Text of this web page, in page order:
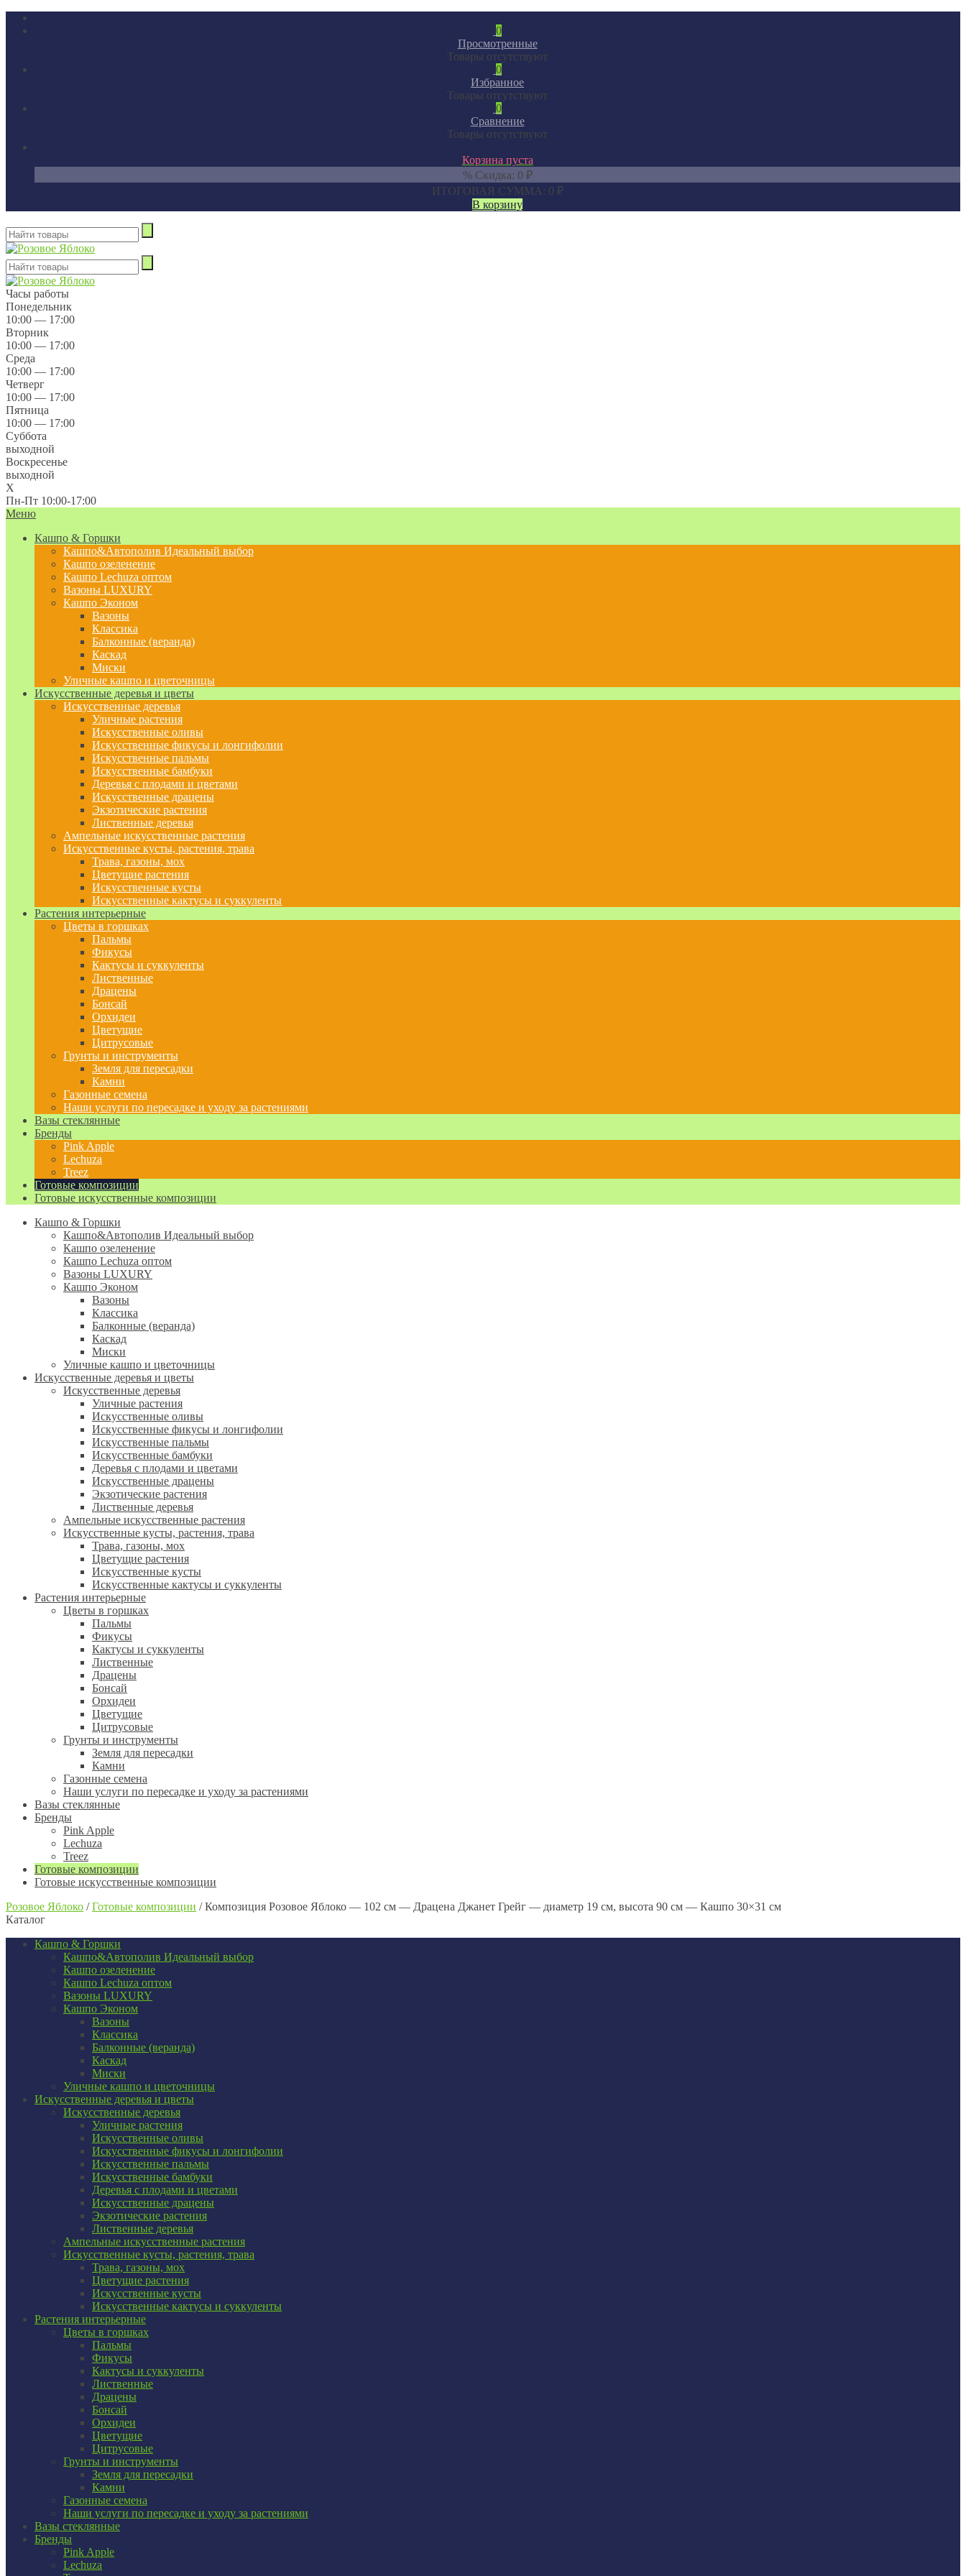
0
Просмотренные
Товары отсутствуют
0
Избранное
Товары отсутствуют
0
Сравнение
Товары отсутствуют
Корзина пуста
% Скидка: 0 ₽
ИТОГОВАЯ СУММА: 0 ₽
В корзину
Часы работы
Понедельник
10:00 — 17:00
Вторник
10:00 — 17:00
Среда
10:00 — 17:00
Четверг
10:00 — 17:00
Пятница
10:00 — 17:00
Суббота
выходной
Воскресенье
выходной
X
Пн-Пт 10:00-17:00
Меню
Кашпо & Горшки
Кашпо&Автополив Идеальный выбор
Кашпо озеленение
Кашпо Lechuza оптом
Вазоны LUXURY
Кашпо Эконом
Вазоны
Классика
Балконные (веранда)
Каскад
Миски
Уличные кашпо и цветочницы
Искусственные деревья и цветы
Искусственные деревья
Уличные растения
Искусственные оливы
Искусственные фикусы и лонгифолии
Искусственные пальмы
Искусственные бамбуки
Деревья с плодами и цветами
Искусственные драцены
Экзотические растения
Лиственные деревья
Ампельные искусственные растения
Искусственные кусты, растения, трава
Трава, газоны, мох
Цветущие растения
Искусственные кусты
Искусственные кактусы и суккуленты
Растения интерьерные
Цветы в горшках
Пальмы
Фикусы
Кактусы и суккуленты
Лиственные
Драцены
Бонсай
Орхидеи
Цветущие
Цитрусовые
Грунты и инструменты
Земля для пересадки
Камни
Газонные семена
Наши услуги по пересадке и уходу за растениями
Вазы стеклянные
Бренды
Pink Apple
Lechuza
Treez
Готовые композиции
Готовые искусственные композиции
Кашпо & Горшки
Кашпо&Автополив Идеальный выбор
Кашпо озеленение
Кашпо Lechuza оптом
Вазоны LUXURY
Кашпо Эконом
Вазоны
Классика
Балконные (веранда)
Каскад
Миски
Уличные кашпо и цветочницы
Искусственные деревья и цветы
Искусственные деревья
Уличные растения
Искусственные оливы
Искусственные фикусы и лонгифолии
Искусственные пальмы
Искусственные бамбуки
Деревья с плодами и цветами
Искусственные драцены
Экзотические растения
Лиственные деревья
Ампельные искусственные растения
Искусственные кусты, растения, трава
Трава, газоны, мох
Цветущие растения
Искусственные кусты
Искусственные кактусы и суккуленты
Растения интерьерные
Цветы в горшках
Пальмы
Фикусы
Кактусы и суккуленты
Лиственные
Драцены
Бонсай
Орхидеи
Цветущие
Цитрусовые
Грунты и инструменты
Земля для пересадки
Камни
Газонные семена
Наши услуги по пересадке и уходу за растениями
Вазы стеклянные
Бренды
Pink Apple
Lechuza
Treez
Готовые композиции
Готовые искусственные композиции
Розовое Яблоко /Готовые композиции /Композиция Розовое Яблоко — 102 см — Драцена Джанет Грейг — диаметр 19 см, высота 90 см — Кашпо 30×31 см
Каталог
Кашпо & Горшки
Кашпо&Автополив Идеальный выбор
Кашпо озеленение
Кашпо Lechuza оптом
Вазоны LUXURY
Кашпо Эконом
Вазоны
Классика
Балконные (веранда)
Каскад
Миски
Уличные кашпо и цветочницы
Искусственные деревья и цветы
Искусственные деревья
Уличные растения
Искусственные оливы
Искусственные фикусы и лонгифолии
Искусственные пальмы
Искусственные бамбуки
Деревья с плодами и цветами
Искусственные драцены
Экзотические растения
Лиственные деревья
Ампельные искусственные растения
Искусственные кусты, растения, трава
Трава, газоны, мох
Цветущие растения
Искусственные кусты
Искусственные кактусы и суккуленты
Растения интерьерные
Цветы в горшках
Пальмы
Фикусы
Кактусы и суккуленты
Лиственные
Драцены
Бонсай
Орхидеи
Цветущие
Цитрусовые
Грунты и инструменты
Земля для пересадки
Камни
Газонные семена
Наши услуги по пересадке и уходу за растениями
Вазы стеклянные
Бренды
Pink Apple
Lechuza